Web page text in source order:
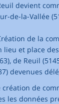
devient
de-la-Vallée
de la
lieu et place
de Reuil
devenues
création de
les données